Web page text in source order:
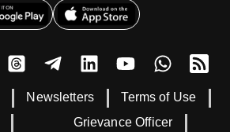
Newsletters
Terms of Use
Grievance Officer